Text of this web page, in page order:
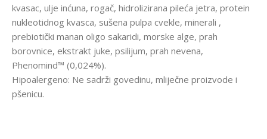
kvasac, ulje inćuna, rogač, hidrolizirana pileća jetra, protein
nukleotidnog kvasca, sušena pulpa cvekle, minerali ,
prebiotički manan oligo sakaridi, morske alge, prah
borovnice, ekstrakt juke, psilijum, prah nevena,
Phenomind™ (0,024%).
Hipoalergeno: Ne sadrži govedinu, mliječne proizvode i
pšenicu.